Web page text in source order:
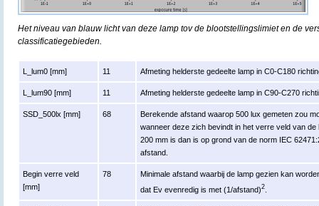
Het niveau van blauw licht van deze lamp tov de blootstellingslimiet en de
classificatiegebieden.
L_lum0 [mm] 11 Afmeting helderste gedeelte lamp in C0-C180
L_lum90 [mm] 11 Afmeting helderste gedeelte lamp in C90-C270
SSD_500lx [mm] 68
Berekende afstand waarop 500 lux gemeten zou
wanneer deze zich bevindt in het verre veld van de
200 mm is dan is op grond van de norm IEC
afstand.
Begin verre veld
[mm]
78
Minimale afstand waarbij de lamp gezien kan
dat Ev evenredig is met (1/afstand)2